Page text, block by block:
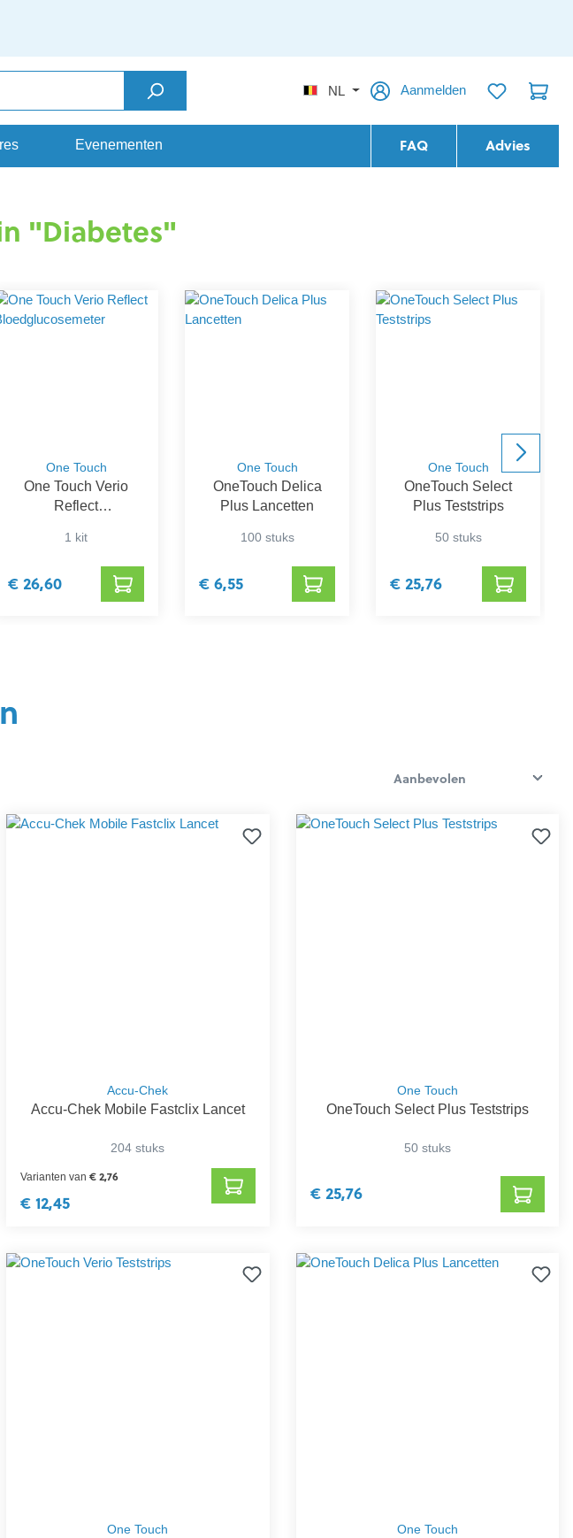
NL Aanmelden
Evenementen FAQ Advies
"Diabetes"
One Touch
One Touch Verio
Reflect
1 kit
€ 26,60
One Touch
OneTouch Delica
Plus Lancetten
100 stuks
€ 6,55
One Touch
OneTouch Select
Plus Teststrips
50 stuks
€ 25,76
Accu-Chek
Accu-Chek Mobile Fastclix Lancet
204 stuks
Varianten van€ 2,76
€ 12,45
One Touch
OneTouch Select Plus Teststrips
50 stuks
€ 25,76
One Touch One Touch